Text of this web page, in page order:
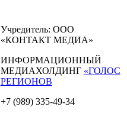
Учредитель: ООО
«КОНТАКТ МЕДИА»
ИНФОРМАЦИОННЫЙ
МЕДИАХОЛДИНГ «ГОЛОС
РЕГИОНОВ
+7 (989) 335-49-34